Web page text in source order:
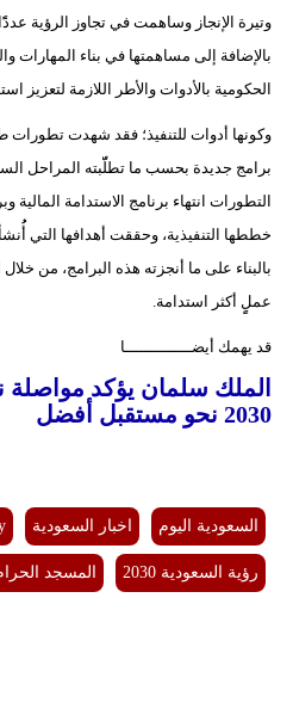
وتيرة الإنجاز وساهمت في تجاوز الرؤية
بالإضافة إلى مساهمتها في بناء المهارات
الحكومية بالأدوات والأطر اللازمة لتعزيز
وكونها أدوات للتنفيذ؛ فقد شهدت
برامج جديدة بحسب ما تطلّّبته المراحل
التطورات انتهاء برنامج الاستدامة
خططها التنفيذية، وحققت أهدافها التي
بالبناء على ما أنجزته هذه البرامج، من
عملٍٍ أكثر استدامة.
قد يهمك أيضــــــــــــــا
الملك سلمان يؤكد مواصلة
2030 نحو مستقبل أفضل
السعودية اليوم اخبار السعودية
رؤية السعودية 2030 المسجد